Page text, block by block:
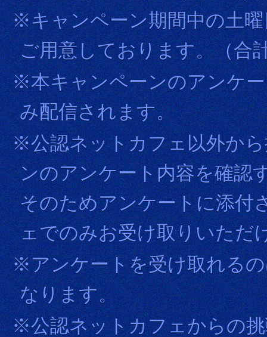
※キャンペーン期間中の土
ご用意しております。（合
※本キャンペーンのアンケ
み配信されます。
※公認ネットカフェ以外か
ンのアンケート内容を確認
そのためアンケートに添付
ェでのみお受け取りいただ
※アンケートを受け取れる
なります。
※公認ネットカフェからの